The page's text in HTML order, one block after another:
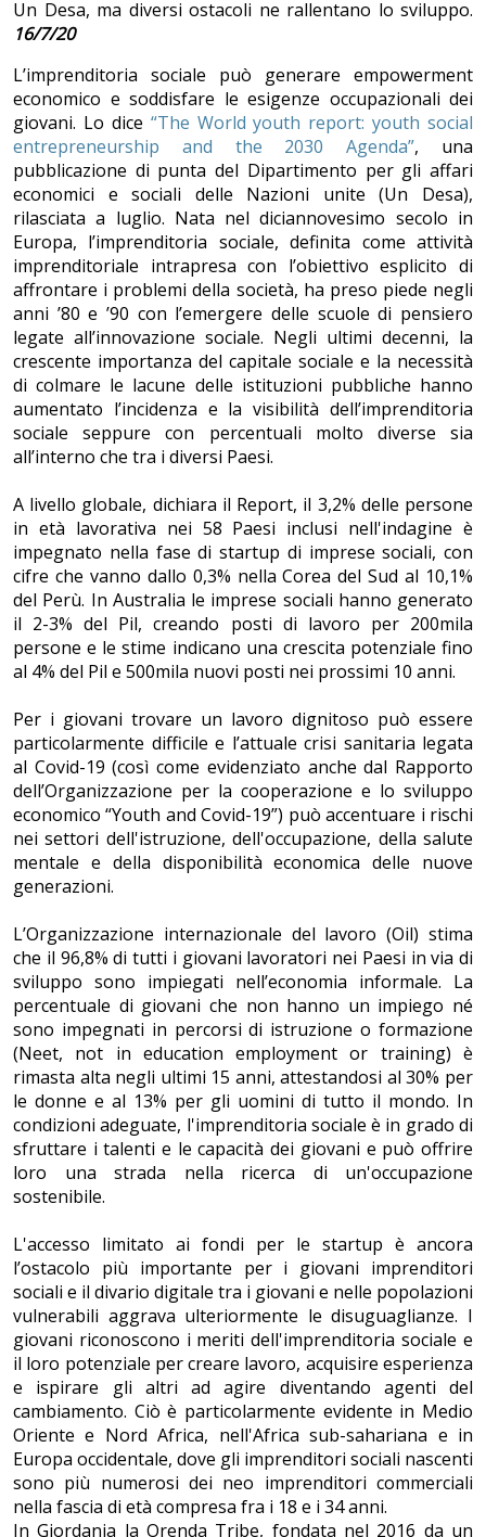
Un Desa, ma diversi ostacoli ne rallentano lo sviluppo.
16/7/20
L’imprenditoria sociale può generare empowerment
economico e soddisfare le esigenze occupazionali dei
giovani. Lo dice “The World youth report: youth social
entrepreneurship and the 2030 Agenda”, una
pubblicazione di punta del Dipartimento per gli affari
economici e sociali delle Nazioni unite (Un Desa),
rilasciata a luglio. Nata nel diciannovesimo secolo in
Europa, l’imprenditoria sociale, definita come attività
imprenditoriale intrapresa con l’obiettivo esplicito di
affrontare i problemi della società, ha preso piede negli
anni ’80 e ’90 con l’emergere delle scuole di pensiero
legate all’innovazione sociale. Negli ultimi decenni, la
crescente importanza del capitale sociale e la necessità
di colmare le lacune delle istituzioni pubbliche hanno
aumentato l’incidenza e la visibilità dell’imprenditoria
sociale seppure con percentuali molto diverse sia
all’interno che tra i diversi Paesi.
A livello globale, dichiara il Report, il 3,2% delle persone
in età lavorativa nei 58 Paesi inclusi nell'indagine è
impegnato nella fase di startup di imprese sociali, con
cifre che vanno dallo 0,3% nella Corea del Sud al 10,1%
del Perù. In Australia le imprese sociali hanno generato
il 2-3% del Pil, creando posti di lavoro per 200mila
persone e le stime indicano una crescita potenziale fino
al 4% del Pil e 500mila nuovi posti nei prossimi 10 anni.
Per i giovani trovare un lavoro dignitoso può essere
particolarmente difficile e l’attuale crisi sanitaria legata
al Covid-19 (così come evidenziato anche dal Rapporto
dell’Organizzazione per la cooperazione e lo sviluppo
economico “Youth and Covid-19”) può accentuare i rischi
nei settori dell'istruzione, dell'occupazione, della salute
mentale e della disponibilità economica delle nuove
generazioni.
L’Organizzazione internazionale del lavoro (Oil) stima
che il 96,8% di tutti i giovani lavoratori nei Paesi in via di
sviluppo sono impiegati nell’economia informale. La
percentuale di giovani che non hanno un impiego né
sono impegnati in percorsi di istruzione o formazione
(Neet, not in education employment or training) è
rimasta alta negli ultimi 15 anni, attestandosi al 30% per
le donne e al 13% per gli uomini di tutto il mondo. In
condizioni adeguate, l'imprenditoria sociale è in grado di
sfruttare i talenti e le capacità dei giovani e può offrire
loro una strada nella ricerca di un'occupazione
sostenibile.
L'accesso limitato ai fondi per le startup è ancora
l’ostacolo più importante per i giovani imprenditori
sociali e il divario digitale tra i giovani e nelle popolazioni
vulnerabili aggrava ulteriormente le disuguaglianze. I
giovani riconoscono i meriti dell'imprenditoria sociale e
il loro potenziale per creare lavoro, acquisire esperienza
e ispirare gli altri ad agire diventando agenti del
cambiamento. Ciò è particolarmente evidente in Medio
Oriente e Nord Africa, nell'Africa sub-sahariana e in
Europa occidentale, dove gli imprenditori sociali nascenti
sono più numerosi dei neo imprenditori commerciali
nella fascia di età compresa fra i 18 e i 34 anni.
In Giordania la Orenda Tribe, fondata nel 2016 da un